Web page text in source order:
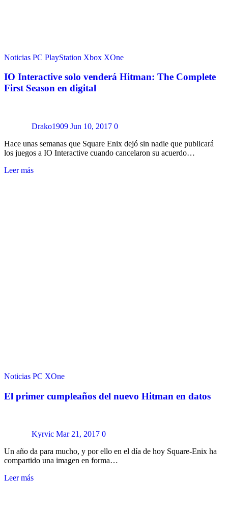
Noticias PC PlayStation Xbox XOne
IO Interactive solo venderá Hitman: The Complete
First Season en digital
Drako1909 Jun 10, 2017 0
Hace unas semanas que Square Enix dejó sin nadie que publicará
los juegos a IO Interactive cuando cancelaron su acuerdo…
Leer más
Noticias PC XOne
El primer cumpleaños del nuevo Hitman en datos
Kyrvic Mar 21, 2017 0
Un año da para mucho, y por ello en el día de hoy Square-Enix ha
compartido una imagen en forma…
Leer más